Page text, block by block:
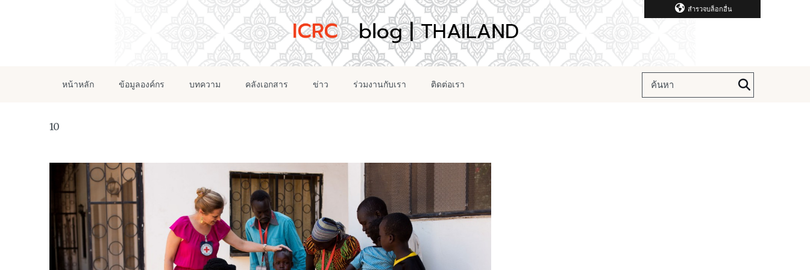
สำรวจบล็อกอื่น
หน้าหลัก ข้อมูลองค์กร บทความ คลังเอกสาร ข่าว ร่วมงานกับเรา ติดต่อเรา
10